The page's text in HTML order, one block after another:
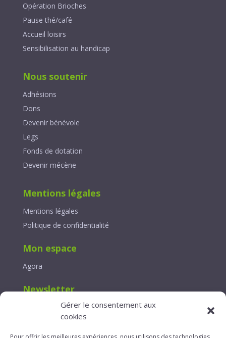
Gérer le consentement aux
cookies
Opération Brioches
Pause thé/café
Accueil loisirs
Sensibilisation au handicap
Nous soutenir
Adhésions
Dons
Devenir bénévole
Legs
Fonds de dotation
Devenir mécène
Mentions légales
Mentions légales
Politique de confidentialité
Mon espace
Agora
Newsletter
Lettre d’information
Contact